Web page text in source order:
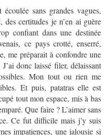
sans grandes vagues,
certitudes je n’en ai guère
confiant dans une destinée
ce pays crotté, enserré,
me préparait à confondre une
donc laissé filer, délaissant
Mon tout ou rien me
Et puis, patatras elle est
tout mon espace, mis à bas
Que faire ? L’aimer sans
Ce fut difficile mais j’y suis
impatiences, une jalousie si